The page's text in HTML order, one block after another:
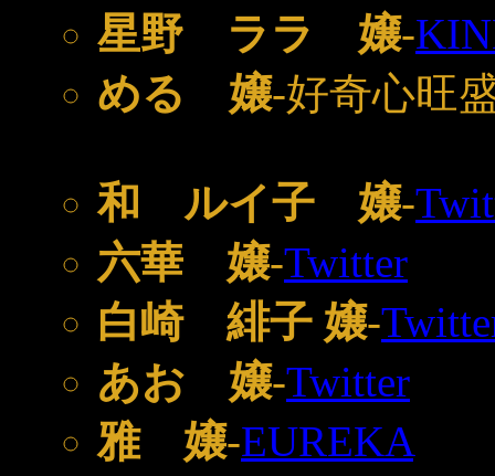
星野 ララ 嬢-
める 嬢-好奇心旺
和 ルイ子 嬢-
六華 嬢-Twitter
白崎 緋子 嬢-
あお 嬢-Twitter
雅 嬢-EUREKA